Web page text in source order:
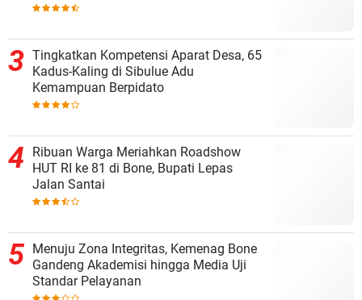
Tingkatkan Kompetensi Aparat Desa, 65
Kadus-Kaling di Sibulue Adu
Kemampuan Berpidato
Ribuan Warga Meriahkan Roadshow
HUT RI ke 81 di Bone, Bupati Lepas
Jalan Santai
Menuju Zona Integritas, Kemenag Bone
Gandeng Akademisi hingga Media Uji
Standar Pelayanan